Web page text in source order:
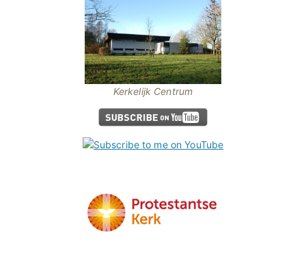
Kerkelijk Centrum